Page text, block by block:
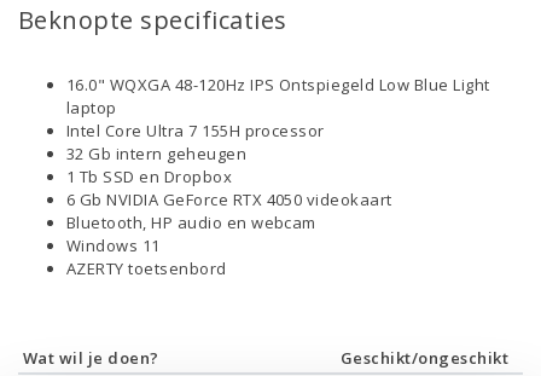
Beknopte specificaties
16.0" WQXGA 48-120Hz IPS Ontspiegeld Low Blue Light
laptop
Intel Core Ultra 7 155H processor
32 Gb intern geheugen
1 Tb SSD en Dropbox
6 Gb NVIDIA GeForce RTX 4050 videokaart
Bluetooth, HP audio en webcam
Windows 11
AZERTY toetsenbord
Wat wil je doen?
Geschikt/ongeschikt